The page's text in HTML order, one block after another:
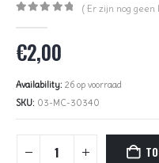
( Er zijn nog geen
€2,00
Availability: 26 op voorraad
SKU: 03-MC-30340